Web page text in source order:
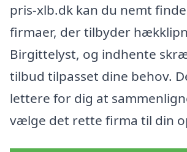
pris-xlb.dk kan du nemt
firmaer, der tilbyder
Birgittelyst, og indhente
tilbud tilpasset dine behov.
lettere for dig at
vælge det rette firma til din